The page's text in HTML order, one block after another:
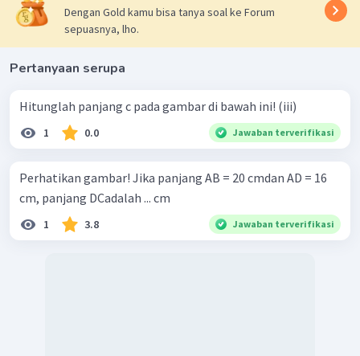
Dengan Gold kamu bisa tanya soal ke Forum
sepuasnya, lho.
Pertanyaan serupa
Hitunglah panjang c pada gambar di bawah ini! (iii)
1 0.0 Jawaban terverifikasi
Perhatikan gambar! Jika panjang AB = 20 cmdan AD = 16
cm, panjang DCadalah ... cm
1 3.8 Jawaban terverifikasi